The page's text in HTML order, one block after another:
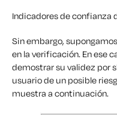
Indicadores de confianza
Sin embargo,
en la verificación. En ese
demostrar su validez por
usuario de un posible
muestra a continuación.